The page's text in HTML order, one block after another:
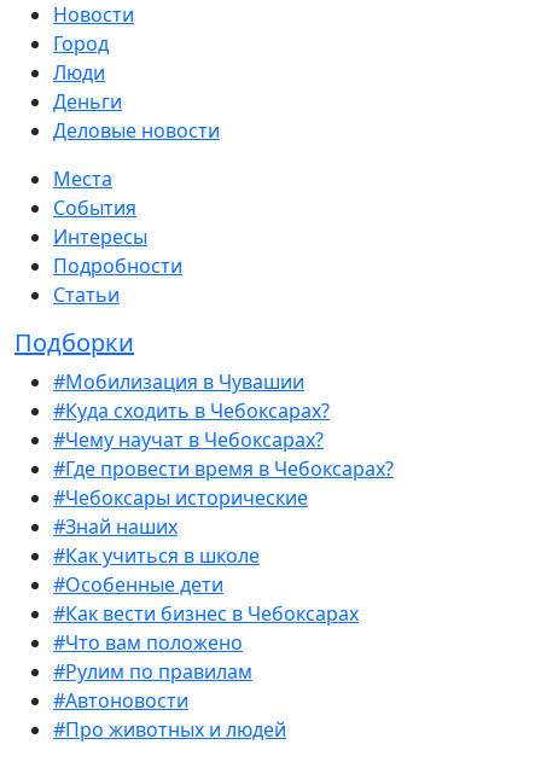
Новости
Город
Люди
Деньги
Деловые новости
Места
События
Интересы
Подробности
Статьи
Подборки
#Мобилизация в Чувашии
#Куда сходить в Чебоксарах?
#Чему научат в Чебоксарах?
#Где провести время в Чебоксарах?
#Чебоксары исторические
#Знай наших
#Как учиться в школе
#Особенные дети
#Как вести бизнес в Чебоксарах
#Что вам положено
#Рулим по правилам
#Автоновости
#Про животных и людей